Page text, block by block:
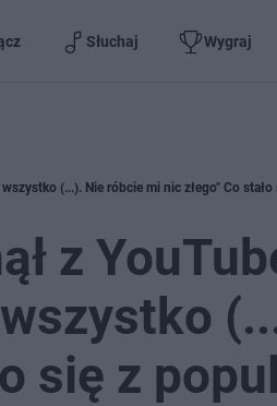
Słuchaj Wygraj
(...). Nie róbcie mi nic złego" Co
z
się z